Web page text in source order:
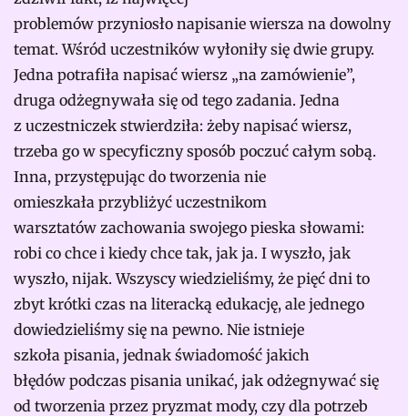
problemów przyniosło napisanie wiersza na dowolny
temat. Wśród uczestników wyłoniły się dwie grupy.
Jedna potrafiła napisać wiersz „na zamówienie”,
druga odżegnywała się od tego zadania. Jedna
z uczestniczek stwierdziła: żeby napisać wiersz,
trzeba go w specyficzny sposób poczuć całym sobą.
Inna, przystępując do tworzenia nie
omieszkała przybliżyć uczestnikom
warsztatów zachowania swojego pieska słowami:
robi co chce i kiedy chce tak, jak ja. I wyszło, jak
wyszło, nijak. Wszyscy wiedzieliśmy, że pięć dni to
zbyt krótki czas na literacką edukację, ale jednego
dowiedzieliśmy się na pewno. Nie istnieje
szkoła pisania, jednak świadomość jakich
błędów podczas pisania unikać, jak odżegnywać się
od tworzenia przez pryzmat mody, czy dla potrzeb